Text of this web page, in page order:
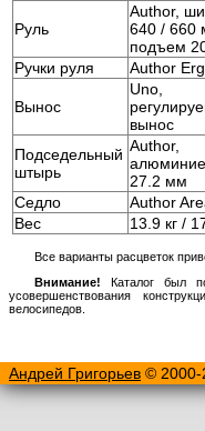
Руль
Author,
640 / 660
подъем
Ручки руля
Author
Вынос
Uno,
вынос
Подседельный
штырь
Author,
27.2 мм
Седло
Author
Вес
13.9 кг /
Все варианты расцветок
Внимание!
Каталог был
усовершенствования
велосипедов.
Андрей Григорьев © 2000-